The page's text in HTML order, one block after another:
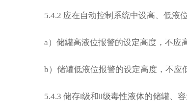
5.4.2 应在自动控制系统中设高、低液
a ）储罐高液位报警的设定高度，不应
b ）储罐低液位报警的设定高度，不应
5.4.3 储存I级和II级毒性液体的储罐、